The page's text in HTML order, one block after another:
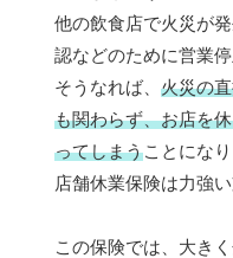
他の飲食店で火災が
認などのために営業
そうなれば、 火災の
も関わらず、お店を
ってしまうことにな
店舗休業保険は力強
この保険では、大き